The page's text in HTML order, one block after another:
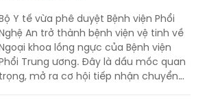
Y tế vừa phê duyệt Bệnh viện Phổi
An trở thành bệnh viện vệ tinh về
khoa lồng ngực của Bệnh viện
Trung ương. Đây là dấu mốc quan
trọng, mở ra cơ hội tiếp nhận chuyển